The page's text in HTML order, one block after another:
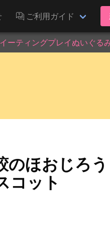
ご利用ガイド
ティングプレイぬいぐる
のほおじろ
コット